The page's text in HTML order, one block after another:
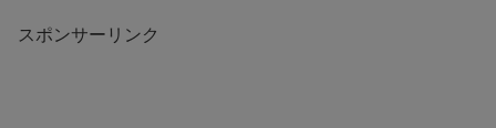
スポンサーリンク